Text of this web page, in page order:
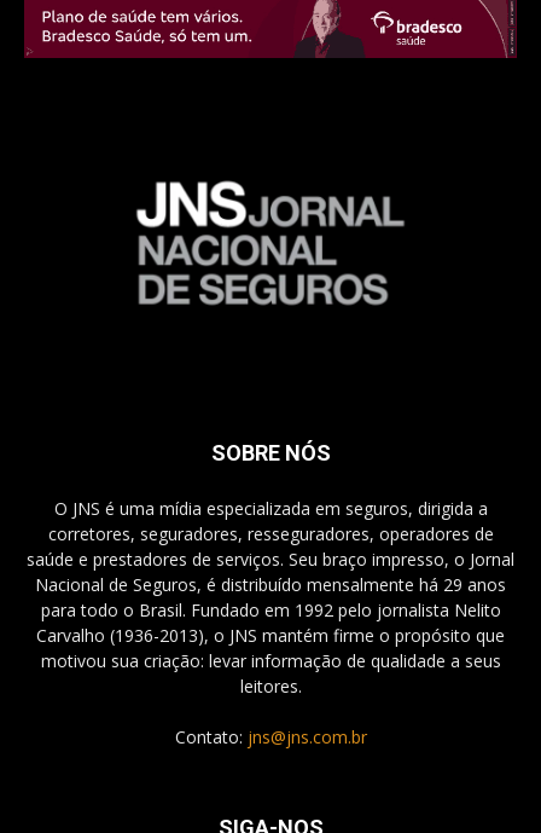
SOBRE NÓS
O JNS é uma mídia especializada em seguros, dirigida a
corretores, seguradores, resseguradores, operadores de
saúde e prestadores de serviços. Seu braço impresso, o Jornal
Nacional de Seguros, é distribuído mensalmente há 29 anos
para todo o Brasil. Fundado em 1992 pelo jornalista Nelito
Carvalho (1936-2013), o JNS mantém firme o propósito que
motivou sua criação: levar informação de qualidade a seus
leitores.
Contato: jns@jns.com.br
SIGA-NOS